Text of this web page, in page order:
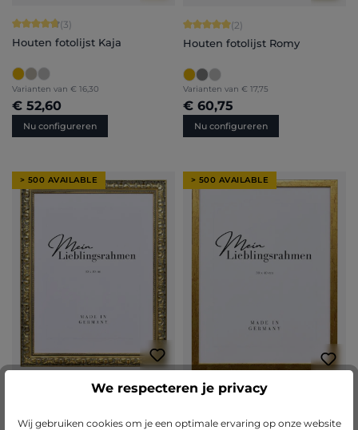
Gemiddelde waardering van 4.67 van 5 sterren
(3)
Houten fotolijst Kaja
Varianten van € 16,30
€ 52,60
Nu configureren
Gemiddelde waardering van 5 van 5
(2)
Houten fotolijst Romy
Varianten van € 17,75
€ 60,75
Nu configureren
> 500 AVAILABLE
Gemiddelde waardering van 5 van 5 sterren
> 500 AVAILABLE
Gemiddelde waardering van 5 van 5
We respecteren je privacy
Wij gebruiken cookies om je een optimale ervaring op onze website